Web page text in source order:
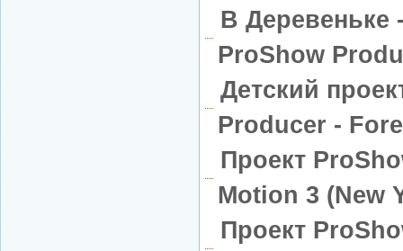
В Деревеньке
ProShow
Детский
Producer -
Проект
Motion 3 (New
Проект